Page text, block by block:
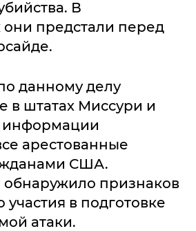
В
предстали перед
данному делу
в штатах Миссури и
информации
арестованные
США.
обнаружило признаков
участия в подготовке
атаки.